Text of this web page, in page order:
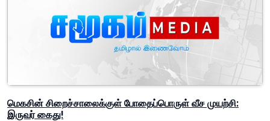
மெகசின் சிறைச்சாலைக்குள் போதைப்பொருள் வீச முயற்சி:
இருவர் கைது!